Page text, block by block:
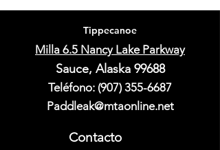
Tippecanoe
Milla 6.5 Nancy Lake Parkway
Sauce, Alaska 99688
Teléfono: (907) 355-6687
Paddleak@mtaonline.net
Contacto